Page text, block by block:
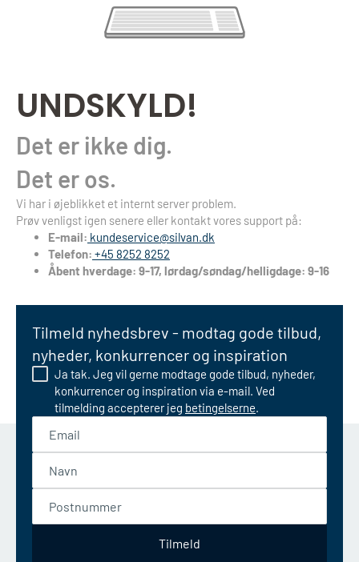
UNDSKYLD!
Det er ikke dig.
Det er os.
Vi har i øjeblikket et internt server problem.
Prøv venligst igen senere eller kontakt vores support på:
E-mail: kundeservice@silvan.dk
Telefon: +45 8252 8252
Åbent hverdage: 9-17, lørdag/søndag/helligdage: 9-16
Tilmeld nyhedsbrev - modtag gode tilbud,
nyheder, konkurrencer og inspiration
Ja tak. Jeg vil gerne modtage gode tilbud, nyheder,
konkurrencer og inspiration via e-mail. Ved
tilmelding accepterer jeg betingelserne.
Tilmeld